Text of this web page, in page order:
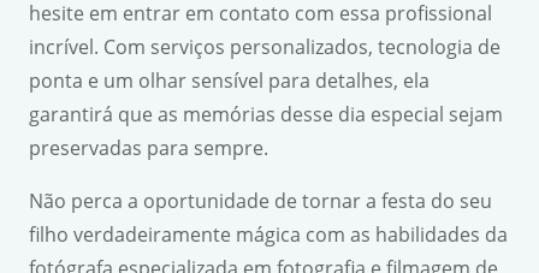
hesite em entrar em contato com essa profissional
incrível. Com serviços personalizados, tecnologia de
ponta e um olhar sensível para detalhes, ela
garantirá que as memórias desse dia especial sejam
preservadas para sempre.
Não perca a oportunidade de tornar a festa do seu
filho verdadeiramente mágica com as habilidades da